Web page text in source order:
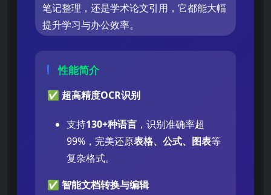
笔记整理，还是学术论文引用，它都能大幅
提升学习与办公效率。
性能简介
✅ 超高精度OCR识别
支持130+种语言 ，识别准确率超
99%，完美还原表格、公式、图表等
复杂格式。
✅ 智能文档转换与编辑